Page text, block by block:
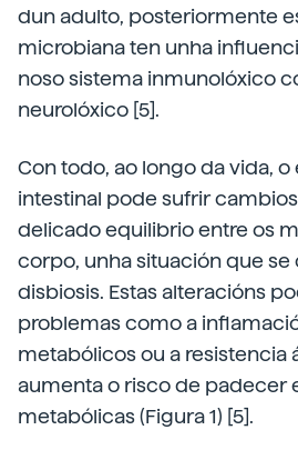
dun adulto, posteriormente
microbiana ten unha
noso sistema inmunolóxico
neurolóxico [5].
Con todo, ao longo da vida,
intestinal pode sufrir
delicado equilibrio entre os
corpo, unha situación que
disbiosis. Estas alteracións
problemas como a
metabólicos ou a resistencia
aumenta o risco de padecer
metabólicas (Figura 1) [5].